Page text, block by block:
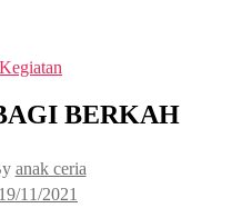
Categories
Kegiatan
BERKAH
anak ceria
19/11/2021